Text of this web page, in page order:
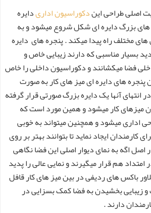
اصلی طراحی ایندکوراسیون اداریدایره
های بزرگ دایره ای شکل شروع میشود و به
مختلف راه پیدا میکند . پنجره های دایره
بسیار مناسبی که دارند زیبایی خاص و
فضا میکشانند و دکوراسیون داخلی را خاص
پنجره های دایره ای میز های کار به صورت
انتهای آنها یک دایره بزرگ صورتی قرار گرفته
کار میشود و همین مورد است که
اداری میشود و همچنین میتواند به خوبی
ایجاد نماید تا بتوانند بهتر بر روی
اصل اگه به نمای دیوار اصلی این فضا نگاهی
هم قرار میگیرند و نمایی عالی را پدید
باکس های ردیفی در بین میز های کار قافل
و زیبایی بخشیدن به فضا کمک بسزایی در
دارند .